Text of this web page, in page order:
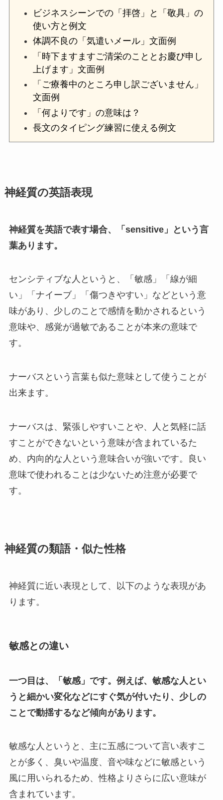
ビジネスシーンでの「拝啓」と「敬具」の
使い方と例文
体調不良の「気遣いメール」文面例
「時下ますますご清栄のこととお慶び申し
上げます」文面例
「ご療養中のところ申し訳ございません」
文面例
「何よりです」の意味は？
長文のタイピング練習に使える例文
神経質の英語表現
神経質を英語で表す場合、「sensitive」という言
葉あります。
センシティブな人というと、「敏感」「線が細
い」「ナイーブ」「傷つきやすい」などという意
味があり、少しのことで感情を動かされるという
意味や、感覚が過敏であることが本来の意味で
す。
ナーバスという言葉も似た意味として使うことが
出来ます。
ナーバスは、緊張しやすいことや、人と気軽に話
すことができないという意味が含まれているた
め、内向的な人という意味合いが強いです。良い
意味で使われることは少ないため注意が必要で
す。
神経質の類語・似た性格
神経質に近い表現として、以下のような表現があ
ります。
敏感との違い
一つ目は、「敏感」です。例えば、敏感な人とい
うと細かい変化などにすぐ気が付いたり、少しの
ことで動揺するなど傾向があります。
敏感な人というと、主に五感について言い表すこ
とが多く、臭いや温度、音や味などに敏感という
風に用いられるため、性格よりさらに広い意味が
含まれています。